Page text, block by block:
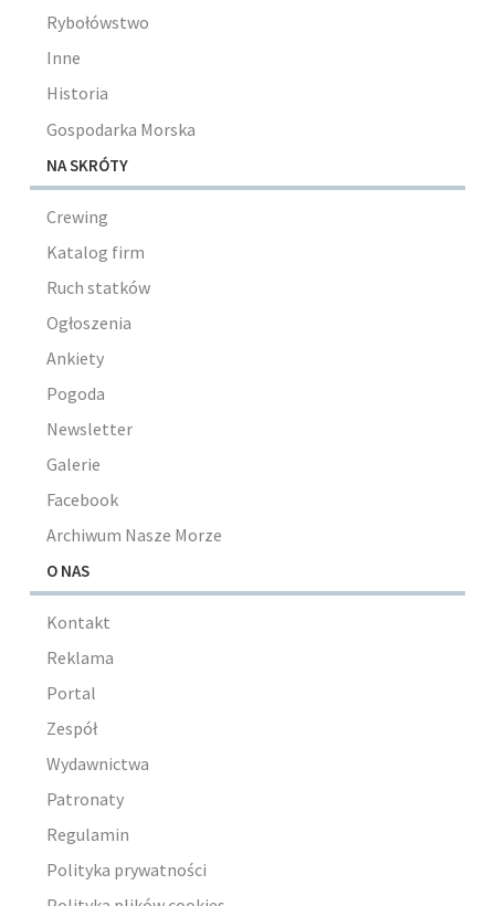
Rybołówstwo
Inne
Historia
Gospodarka Morska
NA SKRÓTY
Crewing
Katalog firm
Ruch statków
Ogłoszenia
Ankiety
Pogoda
Newsletter
Galerie
Facebook
Archiwum Nasze Morze
O NAS
Kontakt
Reklama
Portal
Zespół
Wydawnictwa
Patronaty
Regulamin
Polityka prywatności